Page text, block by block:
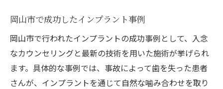
岡山市で成功したインプラント事例
岡山市で行われたインプラントの成功事例として、入念
なカウンセリングと最新の技術を用いた施術が挙げられ
ます。具体的な事例では、事故によって歯を失った患者
さんが、インプラントを通じて自然な噛み合わせを取り